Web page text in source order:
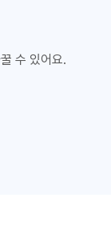
수 있어요.